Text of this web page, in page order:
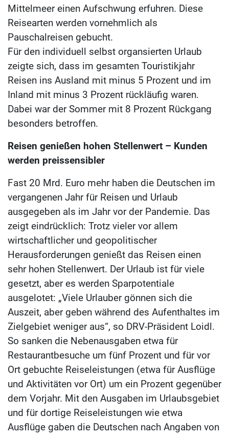
Mittelmeer einen Aufschwung erfuhren. Diese
Reisearten werden vornehmlich als
Pauschalreisen gebucht.
Für den individuell selbst organsierten Urlaub
zeigte sich, dass im gesamten Touristikjahr
Reisen ins Ausland mit minus 5 Prozent und im
Inland mit minus 3 Prozent rückläufig waren.
Dabei war der Sommer mit 8 Prozent Rückgang
besonders betroffen.
Reisen genießen hohen Stellenwert – Kunden
werden preissensibler
Fast 20 Mrd. Euro mehr haben die Deutschen im
vergangenen Jahr für Reisen und Urlaub
ausgegeben als im Jahr vor der Pandemie. Das
zeigt eindrücklich: Trotz vieler vor allem
wirtschaftlicher und geopolitischer
Herausforderungen genießt das Reisen einen
sehr hohen Stellenwert. Der Urlaub ist für viele
gesetzt, aber es werden Sparpotentiale
ausgelotet: „Viele Urlauber gönnen sich die
Auszeit, aber geben während des Aufenthaltes im
Zielgebiet weniger aus“, so DRV-Präsident Loidl.
So sanken die Nebenausgaben etwa für
Restaurantbesuche um fünf Prozent und für vor
Ort gebuchte Reiseleistungen (etwa für Ausflüge
und Aktivitäten vor Ort) um ein Prozent gegenüber
dem Vorjahr. Mit den Ausgaben im Urlaubsgebiet
und für dortige Reiseleistungen wie etwa
Ausflüge gaben die Deutschen nach Angaben von